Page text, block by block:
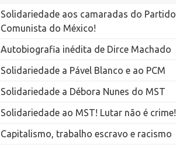
Solidariedade aos camaradas do Partido
Comunista do México!
Autobiografia inédita de Dirce Machado
Solidariedade a Pável Blanco e ao PCM
Solidariedade a Débora Nunes do MST
Solidariedade ao MST! Lutar não é crime!
Capitalismo, trabalho escravo e racismo